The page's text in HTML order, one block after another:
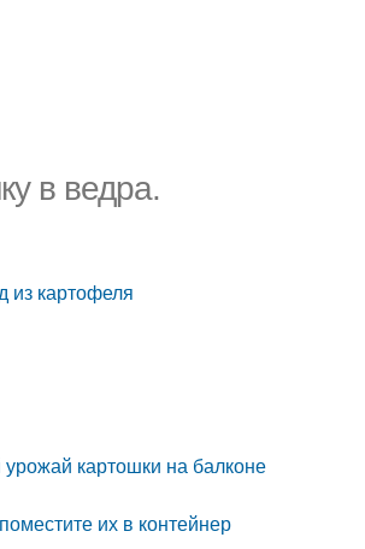
в ведра.
из картофеля
картошки на балконе
их в контейнер